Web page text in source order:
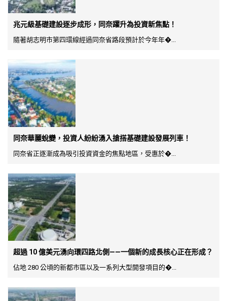
兆元級基礎建設逐步成形，同奈躍升為投資新焦點！
隨著胡志明市第四環線經過同奈省路段預計於今年年�...
同奈華麗蛻變，投資人紛紛湧入搶搭基礎建設發展列車！
同奈省正逐漸成為吸引投資資金的焦點地區，受惠於�...
超過 10 億美元湧向環四路北側——一個新的成長核心正在形成？
佔地 280 公頃的新都市區以及一系列大型開發項目的�...